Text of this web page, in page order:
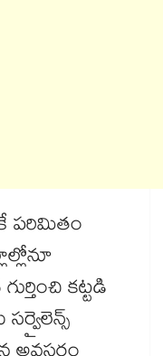
పరిమితం
కట్టడి